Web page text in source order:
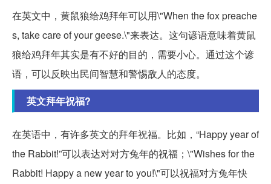
在英文中，黄鼠狼给鸡拜年可以用\"When the fox preache
s, take care of your geese.\"来表达。这句谚语意味着黄鼠
狼给鸡拜年其实是有不好的目的，需要小心。通过这个谚
语，可以反映出民间智慧和警惕敌人的态度。
英文拜年祝福?
在英语中，有许多英文的拜年祝福。比如，“Happy year of
the Rabbit!”可以表达对对方兔年的祝福；\"Wishes for the
Rabbit! Happy a new year to you!\"可以祝福对方兔年快